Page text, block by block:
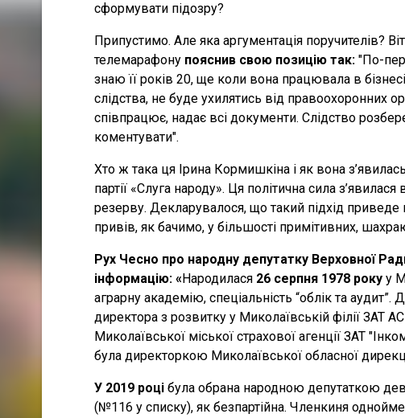
сформувати підозру?
Припустимо. Але яка аргументація поручителів?
телемарафону пояснив свою позицію так: "По-
знаю її років 20, ще коли вона працювала в
слідства, не буде ухилятись від правоохоронних
співпрацює, надає всі документи. Слідство
коментувати".
Хто ж така ця Ірина Кормишкіна і як вона
партії «Слуга народу». Ця політична сила
резерву. Декларувалося, що такий підхід
привів, як бачимо, у більшості примітивних,
Рух Чесно про народну депутатку Верховної
інформацію: «Народилася 26 серпня 1978 року у
аграрну академію, спеціальність “облік та
директора з розвитку у Миколаївській філії ЗАТ
Миколаївської міської страхової агенції ЗАТ
була директоркою Миколаївської обласної
У 2019 році була обрана народною депутаткою
(№116 у списку), як безпартійна. Членкиня